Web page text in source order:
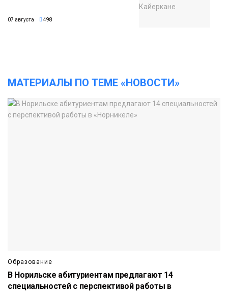
07 августа 498
МАТЕРИАЛЫ ПО ТЕМЕ «НОВОСТИ»
Образование
В Норильске абитуриентам предлагают 14
специальностей с перспективой работы в